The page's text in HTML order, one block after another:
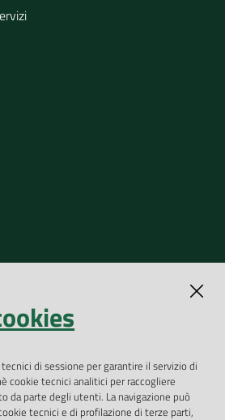
di sessione per garantire il servizio di
cookie tecnici analitici per raccogliere
da parte degli utenti. La navigazione può
tecnici e di profilazione di terze parti,